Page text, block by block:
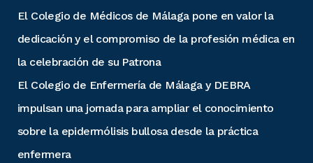
El Colegio de Médicos de Málaga pone en valor la
dedicación y el compromiso de la profesión médica en
la celebración de su Patrona
El Colegio de Enfermería de Málaga y DEBRA
impulsan una jornada para ampliar el conocimiento
sobre la epidermólisis bullosa desde la práctica
enfermera